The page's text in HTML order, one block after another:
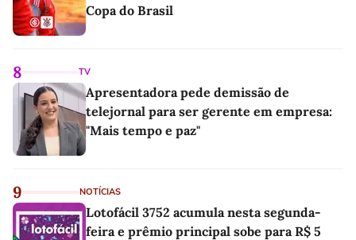
Copa do Brasil
8 TV
Apresentadora pede demissão de
telejornal para ser gerente em empresa:
"Mais tempo e paz"
9 NOTÍCIAS
Lotofácil 3752 acumula nesta segunda-
feira e prêmio principal sobe para R$ 5